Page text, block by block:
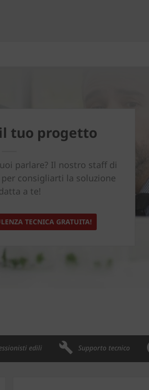
tuo progetto
parlare? Il nostro staff di
consigliarti la soluzione
a te!
TECNICA GRATUITA!
edili Supporto tecnico